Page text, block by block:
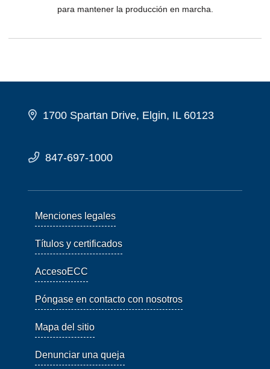
para mantener la producción en marcha.
1700 Spartan Drive, Elgin, IL 60123
847-697-1000
Menciones legales
Títulos y certificados
AccesoECC
Póngase en contacto con nosotros
Mapa del sitio
Denunciar una queja